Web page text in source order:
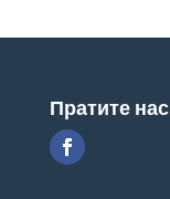
Пратите нас